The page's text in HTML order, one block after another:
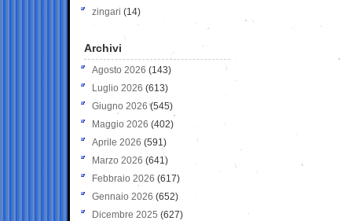
zingari (14)
Archivi
Agosto 2026 (143)
Luglio 2026 (613)
Giugno 2026 (545)
Maggio 2026 (402)
Aprile 2026 (591)
Marzo 2026 (641)
Febbraio 2026 (617)
Gennaio 2026 (652)
Dicembre 2025 (627)